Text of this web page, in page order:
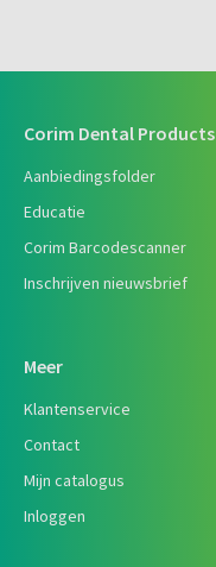
Corim Dental Products
Aanbiedingsfolder
Educatie
Corim Barcodescanner
Inschrijven nieuwsbrief
Meer
Klantenservice
Contact
Mijn catalogus
Inloggen